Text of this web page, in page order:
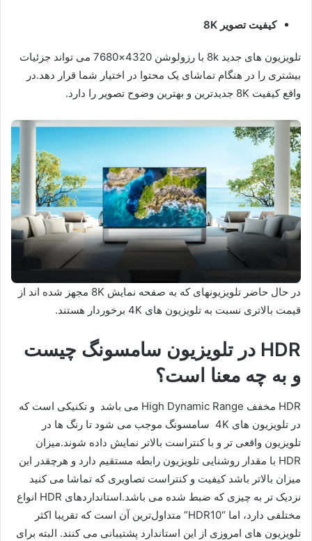
کیفیت تصویر 8K
تلویزیون های جدید 8k با رزولوشن 4320×7680 می تواند جزئیات
بیشتری را در هنگام تماشای یک محتوا در اختیار شما قرار دهد.در
واقع کیفیت 8K جدیدترین و بهترین وضوح تصویر را دارد.
در حال حاضر تلویزیونهای که به صفحه نمایش 8K مجهز شده اند از
قیمت بالاتری نسبت به تلویزیون های 4K برخوردار هستند.
HDR در تلویزیون سامسونگ چیست
و به چه معنا است؟
HDR مخفف High Dynamic Range می باشد و تکنیکی است که
در تلویزیون های 4K سامسونگ موجب می شود تا رنگ ها در
تلویزیون واقعی تر و با کنتراست بالاتر نمایش داده شوند.میزان
HDR با مقدار روشنایی تلویزیون رابطه مستقیم دارد و هرچقدر این
میزان بالاتر باشد کیفیت و کنتراست تصاویری که تماشا می کنید
نزدیک تر به چیزی که ضبط شده می باشد.استانداردهای HDR انواع
مختلفی دارد، اما “HDR10” متداول‌ترین آن است که تقریبا اکثر
تلویزیون های امروزی از این استاندارد پشتیبانی می کنند. البته برای